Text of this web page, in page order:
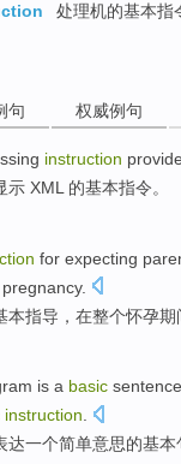
处理机的基本指
句 权威例句
instruction
示 XML 的基本指令。
for expecting
pregnancy.
本指导 ，在整个怀孕期
is a basic sentence
instruction.
达一个简单意思的基本